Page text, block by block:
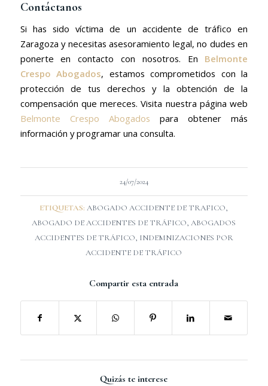
Contáctanos
Si has sido víctima de un accidente de tráfico en
Zaragoza y necesitas asesoramiento legal, no dudes en
ponerte en contacto con nosotros. En Belmonte
Crespo Abogados, estamos comprometidos con la
protección de tus derechos y la obtención de la
compensación que mereces. Visita nuestra página web
Belmonte Crespo Abogados para obtener más
información y programar una consulta.
24/07/2024
ETIQUETAS: ABOGADO ACCIDENTE DE TRAFICO,
ABOGADO DE ACCIDENTES DE TRÁFICO,ABOGADOS
ACCIDENTES DE TRÁFICO, INDEMNIZACIONES POR
ACCIDENTE DE TRÁFICO
Compartir esta entrada
Quizás te interese